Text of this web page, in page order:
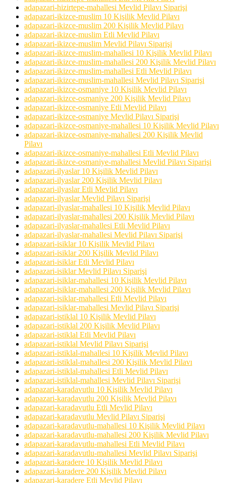
adapazari-hizirtepe-mahallesi Mevlid Pilavı Siparişi
adapazari-ikizce-muslim 10 Kişilik Mevlid Pilavı
adapazari-ikizce-muslim 200 Kişilik Mevlid Pilavı
adapazari-ikizce-muslim Etli Mevlid Pilavı
adapazari-ikizce-muslim Mevlid Pilavı Siparişi
adapazari-ikizce-muslim-mahallesi 10 Kişilik Mevlid Pilavı
adapazari-ikizce-muslim-mahallesi 200 Kişilik Mevlid Pilavı
adapazari-ikizce-muslim-mahallesi Etli Mevlid Pilavı
adapazari-ikizce-muslim-mahallesi Mevlid Pilavı Siparişi
adapazari-ikizce-osmaniye 10 Kişilik Mevlid Pilavı
adapazari-ikizce-osmaniye 200 Kişilik Mevlid Pilavı
adapazari-ikizce-osmaniye Etli Mevlid Pilavı
adapazari-ikizce-osmaniye Mevlid Pilavı Siparişi
adapazari-ikizce-osmaniye-mahallesi 10 Kişilik Mevlid Pilavı
adapazari-ikizce-osmaniye-mahallesi 200 Kişilik Mevlid
Pilavı
adapazari-ikizce-osmaniye-mahallesi Etli Mevlid Pilavı
adapazari-ikizce-osmaniye-mahallesi Mevlid Pilavı Siparişi
adapazari-ilyaslar 10 Kişilik Mevlid Pilavı
adapazari-ilyaslar 200 Kişilik Mevlid Pilavı
adapazari-ilyaslar Etli Mevlid Pilavı
adapazari-ilyaslar Mevlid Pilavı Siparişi
adapazari-ilyaslar-mahallesi 10 Kişilik Mevlid Pilavı
adapazari-ilyaslar-mahallesi 200 Kişilik Mevlid Pilavı
adapazari-ilyaslar-mahallesi Etli Mevlid Pilavı
adapazari-ilyaslar-mahallesi Mevlid Pilavı Siparişi
adapazari-isiklar 10 Kişilik Mevlid Pilavı
adapazari-isiklar 200 Kişilik Mevlid Pilavı
adapazari-isiklar Etli Mevlid Pilavı
adapazari-isiklar Mevlid Pilavı Siparişi
adapazari-isiklar-mahallesi 10 Kişilik Mevlid Pilavı
adapazari-isiklar-mahallesi 200 Kişilik Mevlid Pilavı
adapazari-isiklar-mahallesi Etli Mevlid Pilavı
adapazari-isiklar-mahallesi Mevlid Pilavı Siparişi
adapazari-istiklal 10 Kişilik Mevlid Pilavı
adapazari-istiklal 200 Kişilik Mevlid Pilavı
adapazari-istiklal Etli Mevlid Pilavı
adapazari-istiklal Mevlid Pilavı Siparişi
adapazari-istiklal-mahallesi 10 Kişilik Mevlid Pilavı
adapazari-istiklal-mahallesi 200 Kişilik Mevlid Pilavı
adapazari-istiklal-mahallesi Etli Mevlid Pilavı
adapazari-istiklal-mahallesi Mevlid Pilavı Siparişi
adapazari-karadavutlu 10 Kişilik Mevlid Pilavı
adapazari-karadavutlu 200 Kişilik Mevlid Pilavı
adapazari-karadavutlu Etli Mevlid Pilavı
adapazari-karadavutlu Mevlid Pilavı Siparişi
adapazari-karadavutlu-mahallesi 10 Kişilik Mevlid Pilavı
adapazari-karadavutlu-mahallesi 200 Kişilik Mevlid Pilavı
adapazari-karadavutlu-mahallesi Etli Mevlid Pilavı
adapazari-karadavutlu-mahallesi Mevlid Pilavı Siparişi
adapazari-karadere 10 Kişilik Mevlid Pilavı
adapazari-karadere 200 Kişilik Mevlid Pilavı
adapazari-karadere Etli Mevlid Pilavı